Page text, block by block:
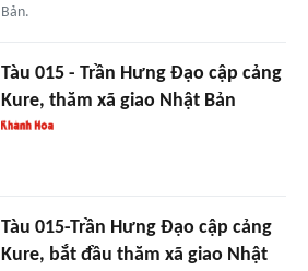
Bản.
Tàu 015 - Trần Hưng Đạo cập cảng
Kure, thăm xã giao Nhật Bản
Tàu 015-Trần Hưng Đạo cập cảng
Kure, bắt đầu thăm xã giao Nhật